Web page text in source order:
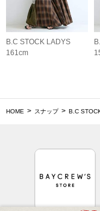
B.C STOCK LADYS
161cm
HOME スナップ B.C